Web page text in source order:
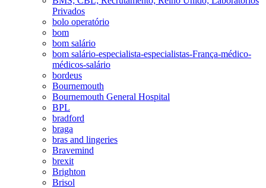
Privados
bolo operatório
bom
bom salário
bom salário-especialista-especialistas-França-médico-
médicos-salário
bordeus
Bournemouth
Bournemouth General Hospital
BPL
bradford
braga
bras and lingeries
Bravemind
brexit
Brighton
Brisol